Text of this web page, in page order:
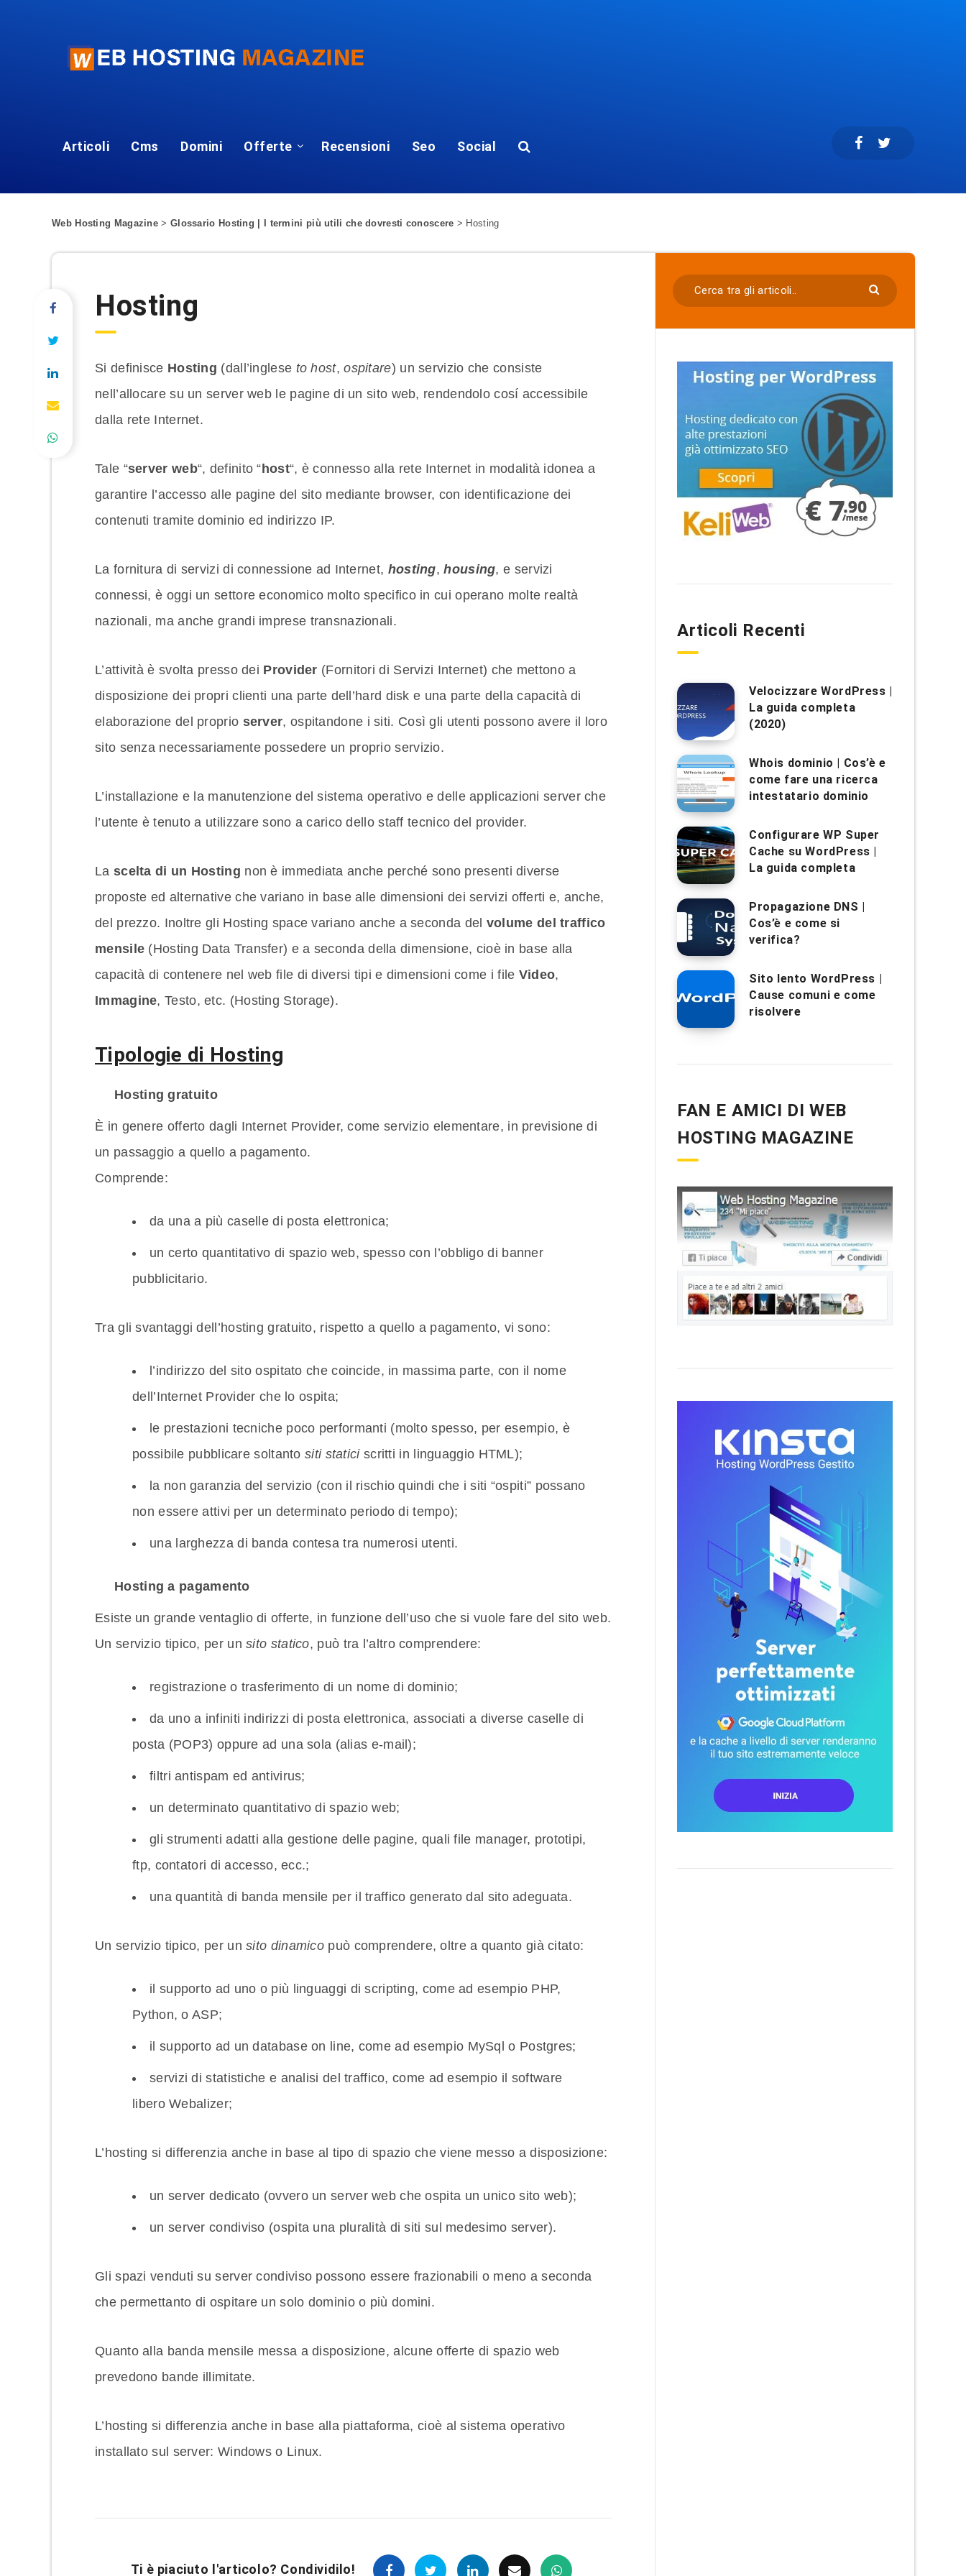
Articoli Cms Domini Offerte Recensioni Seo Social
Web Hosting Magazine > Glossario Hosting | I termini più utili che dovresti conoscere > Hosting
Hosting
Si definisce Hosting (dall’inglese to host,ospitare) un servizio che consiste
nell’allocare su un server web le pagine di un sito web, rendendolo cosí accessibile
dalla rete Internet.
Tale “server web“, definito “host“, è connesso alla rete Internet in modalità idonea a
garantire l’accesso alle pagine del sito mediante browser, con identificazione dei
contenuti tramite dominio ed indirizzo IP.
La fornitura di servizi di connessione ad Internet, hosting,housing, e servizi
connessi, è oggi un settore economico molto specifico in cui operano molte realtà
nazionali, ma anche grandi imprese transnazionali.
L’attività è svolta presso dei Provider (Fornitori di Servizi Internet) che mettono a
disposizione dei propri clienti una parte dell’hard disk e una parte della capacità di
elaborazione del proprio server, ospitandone i siti. Così gli utenti possono avere il loro
sito senza necessariamente possedere un proprio servizio.
L’installazione e la manutenzione del sistema operativo e delle applicazioni server che
l’utente è tenuto a utilizzare sono a carico dello staff tecnico del provider.
La scelta di un Hosting non è immediata anche perché sono presenti diverse
proposte ed alternative che variano in base alle dimensioni dei servizi offerti e, anche,
del prezzo. Inoltre gli Hosting space variano anche a seconda del volume del traffico
mensile (Hosting Data Transfer) e a seconda della dimensione, cioè in base alla
capacità di contenere nel web file di diversi tipi e dimensioni come i file Video,
Immagine, Testo, etc. (Hosting Storage).
Tipologie di Hosting
Hosting gratuito
È in genere offerto dagli Internet Provider, come servizio elementare, in previsione di
un passaggio a quello a pagamento.
Comprende:
da una a più caselle di posta elettronica;
un certo quantitativo di spazio web, spesso con l’obbligo di banner
pubblicitario.
Tra gli svantaggi dell’hosting gratuito, rispetto a quello a pagamento, vi sono:
l’indirizzo del sito ospitato che coincide, in massima parte, con il nome
dell’Internet Provider che lo ospita;
le prestazioni tecniche poco performanti (molto spesso, per esempio, è
possibile pubblicare soltantositi staticiscritti in linguaggio HTML);
la non garanzia del servizio (con il rischio quindi che i siti “ospiti” possano
non essere attivi per un determinato periodo di tempo);
una larghezza di banda contesa tra numerosi utenti.
Hosting a pagamento
Esiste un grande ventaglio di offerte, in funzione dell’uso che si vuole fare del sito web.
Un servizio tipico, per unsito statico, può tra l’altro comprendere:
registrazione o trasferimento di un nome di dominio;
da uno a infiniti indirizzi di posta elettronica, associati a diverse caselle di
posta (POP3) oppure ad una sola (alias e-mail);
filtri antispam ed antivirus;
un determinato quantitativo di spazio web;
gli strumenti adatti alla gestione delle pagine, quali file manager, prototipi,
ftp, contatori di accesso, ecc.;
una quantità di banda mensile per il traffico generato dal sito adeguata.
Un servizio tipico, per unsito dinamico può comprendere, oltre a quanto già citato:
il supporto ad uno o più linguaggi di scripting, come ad esempio PHP,
Python, o ASP;
il supporto ad un database on line, come ad esempio MySql o Postgres;
servizi di statistiche e analisi del traffico, come ad esempio il software
libero Webalizer;
L’hosting si differenzia anche in base al tipo di spazio che viene messo a disposizione:
un server dedicato (ovvero un server web che ospita un unico sito web);
un server condiviso (ospita una pluralità di siti sul medesimo server).
Gli spazi venduti su server condiviso possono essere frazionabili o meno a seconda
che permettanto di ospitare un solo dominio o più domini.
Quanto alla banda mensile messa a disposizione, alcune offerte di spazio web
prevedono bande illimitate.
L’hosting si differenzia anche in base alla piattaforma, cioè al sistema operativo
installato sul server: Windows o Linux.
Ti è piaciuto l'articolo? Condividilo!
Articoli Recenti
Velocizzare WordPress |
La guida completa
(2020)
Whois dominio | Cos’è e
come fare una ricerca
intestatario dominio
Configurare WP Super
Cache su WordPress |
La guida completa
Propagazione DNS |
Cos’è e come si
verifica?
Sito lento WordPress |
Cause comuni e come
risolvere
FAN E AMICI DI WEB
HOSTING MAGAZINE